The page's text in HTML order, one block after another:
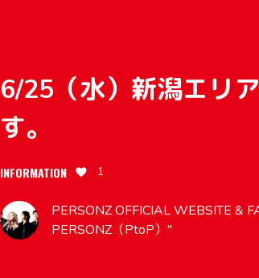
6/25（水）新潟エリ
す。
INFORMATION 1
PERSONZ OFFICIAL WEBSITE &
PERSONZ（PtoP）"